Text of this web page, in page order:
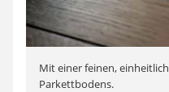
Mit einer feinen,
Parkettbodens.